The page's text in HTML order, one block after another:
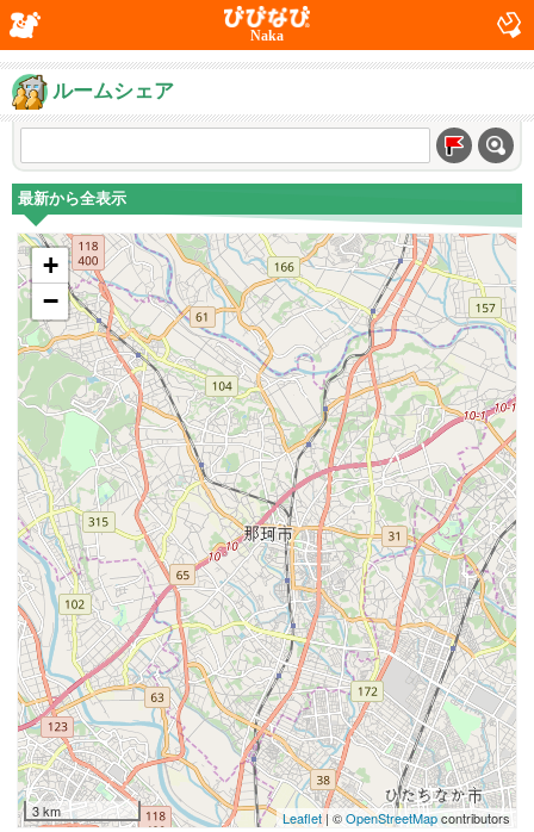
Naka
ルームシェア
最新から全表示
+
−
3 km Leaflet| ©OpenStreetMapcontributors